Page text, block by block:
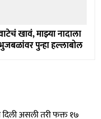
खावं, माझ्या नादाला
पुन्हा हल्लाबोल
दिली असली तरी फक्त १७